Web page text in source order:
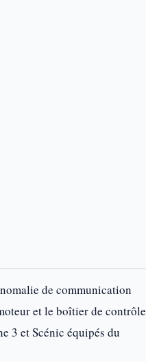
de communication
et le boîtier de contrôle
3 et Scénic équipés du